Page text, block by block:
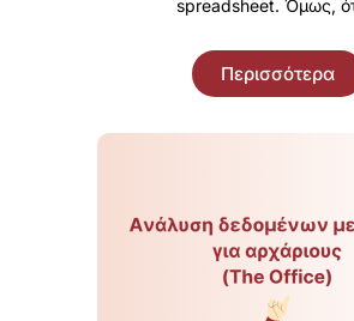
spreadsheet. Όμως,
Περισσότερα